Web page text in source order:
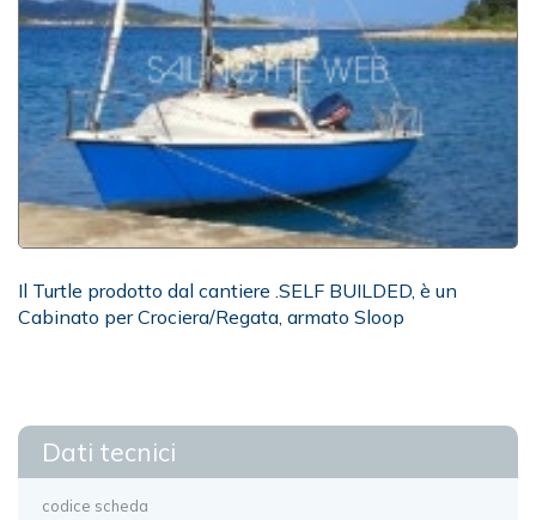
Il Turtle prodotto dal cantiere .SELF BUILDED, è un
Cabinato per Crociera/Regata, armato Sloop
Dati tecnici
codice scheda